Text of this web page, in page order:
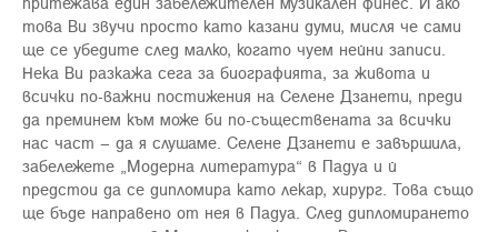
това Ви звучи просто като казани думи, мисля че сами
ще се убедите след малко, когато чуем нейни записи.
Нека Ви разкажа сега за биографията, за живота и
всички по-важни постижения на Селене Дзанети, преди
да преминем към може би по-съществената за всички
нас част – да я слушаме. Селене Дзанети е завършила,
забележете „Модерна литература“ в Падуа и й
предстои да се дипломира като лекар, хирург. Това също
ще бъде направено от нея в Падуа. След дипломирането